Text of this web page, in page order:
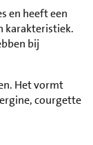
en heeft een
karakteristiek.
bij
Het vormt
courgette